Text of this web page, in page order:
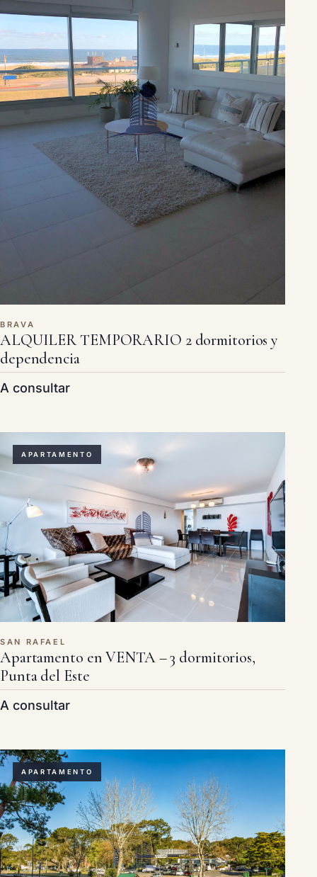
BRAVA
ALQUILER TEMPORARIO 2 dormitorios y
dependencia
A consultar
APARTAMENTO
SAN RAFAEL
Apartamento en VENTA – 3 dormitorios,
Punta del Este
A consultar
APARTAMENTO